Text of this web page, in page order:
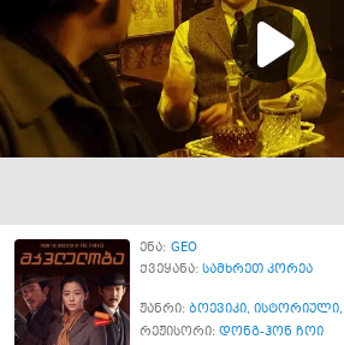
ენა: GEO
ქვეყანა: სამხრეთ კორეა
ჟანრი: ბოევიკი, ისტორიული,
რეჟისორი: დონგ-ჰონ ჩოი